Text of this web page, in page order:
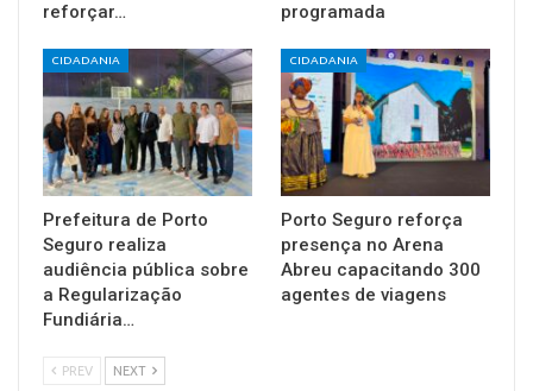
reforçar…
programada
CIDADANIA
Prefeitura de Porto
Seguro realiza
audiência pública sobre
a Regularização
Fundiária…
CIDADANIA
Porto Seguro reforça
presença no Arena
Abreu capacitando 300
agentes de viagens
PREV NEXT